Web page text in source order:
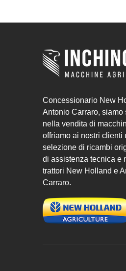
Concessionario New
Antonio Carraro, siamo
nella vendita di
offriamo ai nostri clienti
selezione di ricambi
di assistenza tecnica e
trattori New Holland e
Carraro.